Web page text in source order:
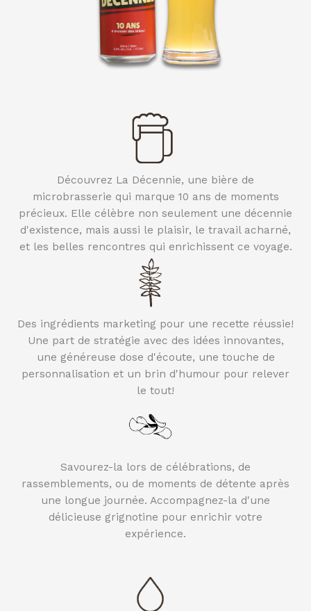
Découvrez La Décennie, une bière de
microbrasserie qui marque 10 ans de moments
précieux. Elle célèbre non seulement une décennie
d'existence, mais aussi le plaisir, le travail acharné,
et les belles rencontres qui enrichissent ce voyage.
Des ingrédients marketing pour une recette réussie!
Une part de stratégie avec des idées innovantes,
une généreuse dose d'écoute, une touche de
personnalisation et un brin d'humour pour relever
le tout!
Savourez-la lors de célébrations, de
rassemblements, ou de moments de détente après
une longue journée. Accompagnez-la d'une
délicieuse grignotine pour enrichir votre
expérience.